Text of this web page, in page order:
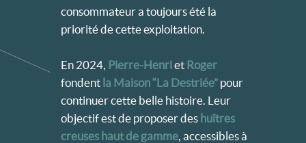
consommateur a toujours été la
priorité de cette exploitation.
En 2024, Pierre-Henriet Roger
fondent la Maison “La Destriée” pour
continuer cette belle histoire. Leur
objectif est de proposer des huîtres
creuses haut de gamme, accessibles à